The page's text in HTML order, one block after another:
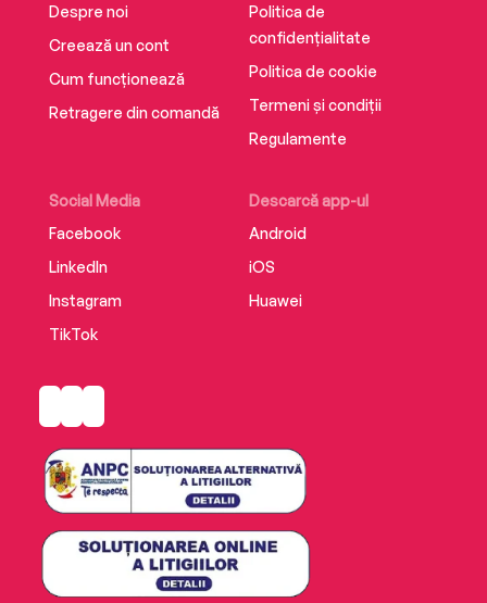
Despre noi
Creează un cont
Cum funcționează
Retragere din comandă
Social Media
Facebook
LinkedIn
Instagram
TikTok
Descarcă app-ul
Android
iOS
Huawei
Politica de
confidențialitate
Politica de cookie
Termeni și condiții
Regulamente